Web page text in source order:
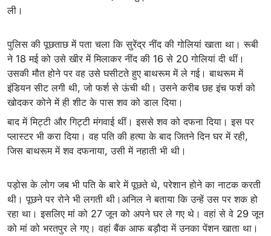
ली।
पुलिस की पूछताछ में पता चला कि सुरेंद्र नींद की गोलियां खाता था। रूबी
ने 18 मई को उसे खीर में मिलाकर नींद की 16 से 20 गोलियां दी थीं।
उसकी मौत होने पर वह उसे घसीटते हुए बाथरूम में ले गई। बाथरूम में
इंडियन सीट लगी थी, जो फर्श से ऊंची थी। उसने करीब छह इंच फर्श को
खोदकर कोने में ही शीट के पास शव को डाल दिया।
बाद में मिट्टी और गिट्टी मंगवाई थीं। इससे शव को दफना दिया। इस पर
प्लास्टर भी करा दिया। वह पति की हत्या के बाद जितने दिन घर में रही,
जिस बाथरूम में शव दफनाया, उसी में नहाती भी थी।
पड़ोस के लोग जब भी पति के बारे में पूछते थे, परेशान होने का नाटक करती
थी। पूछने पर रोने भी लगती थी।अनिल ने बताया कि उन्हें उस पर शक हो
रहा था। इसलिए मां को 27 जून को अपने घर ले गए थे। वहां से वे 29 जून
को मां को भरतपुर ले गए। वहां बैंक आफ बड़ौदा में उनका पेंशन खाता था।